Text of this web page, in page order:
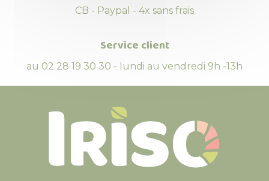
CB - Paypal - 4x sans frais
Service client
au 02 28 19 30 30 - lundi au vendredi 9h -13h